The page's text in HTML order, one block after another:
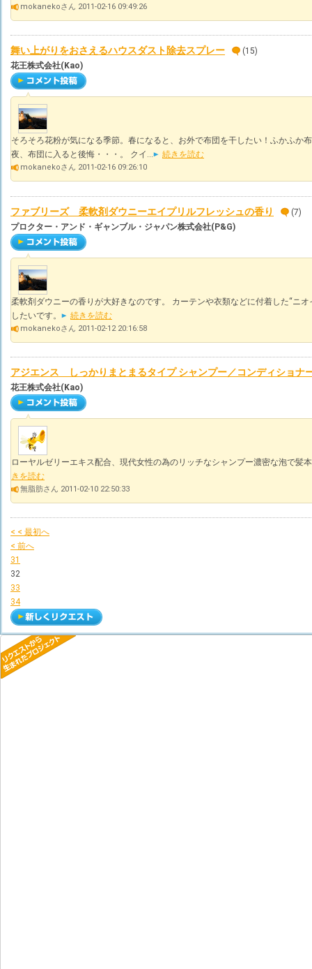
mokanekoさん 2011-02-16 09:49:26
舞い上がりをおさえるハウスダスト除去スプレー
(15)
花王株式会社(Kao)
そろそろ花粉が気になる季節。春になると、お外で布団を干したい！ふかふか
夜、布団に入ると後悔・・・。 クイ...
続きを読む
mokanekoさん 2011-02-16 09:26:10
ファブリーズ 柔軟剤ダウニーエイプリルフレッシュの香り
(7)
プロクター・アンド・ギャンブル・ジャパン株式会社(P&G)
柔軟剤ダウニーの香りが大好きなのです。 カーテンや衣類などに付着した“ニ
したいです。
続きを読む
mokanekoさん 2011-02-12 20:16:58
アジエンス しっかりまとまるタイプ シャンプー／コンディショナ
花王株式会社(Kao)
ローヤルゼリーエキス配合、現代女性の為のリッチなシャンプー濃密な泡で髪
きを読む
無脂肪さん 2011-02-10 22:50:33
< < 最初へ
< 前へ
31
32
33
34